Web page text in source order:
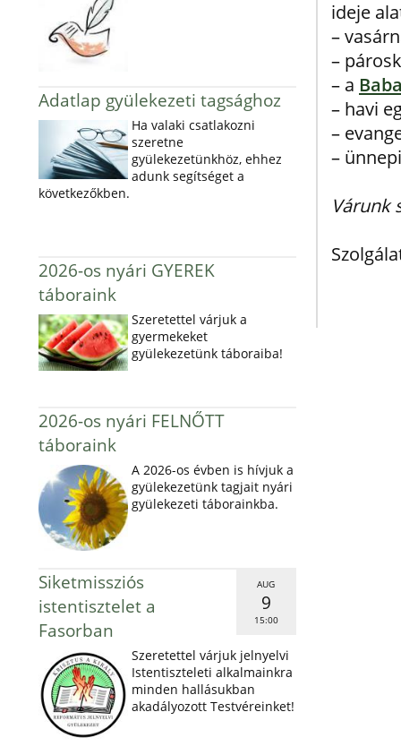
Adatlap gyülekezeti tagsághoz
Ha valaki csatlakozni
szeretne
gyülekezetünkhöz, ehhez
adunk segítséget a
következőkben.
2026-os nyári GYEREK
táboraink
Szeretettel várjuk a
gyermekeket
gyülekezetünk táboraiba!
2026-os nyári FELNŐTT
táboraink
A 2026-os évben is hívjuk a
gyülekezetünk tagjait nyári
gyülekezeti táborainkba.
AUG
9
15:00
Siketmissziós
istentisztelet a
Fasorban
Szeretettel várjuk jelnyelvi
Istentiszteleti alkalmainkra
minden hallásukban
akadályozott Testvéreinket!
ideje
–
–
– a
– havi
–
–
Várunk